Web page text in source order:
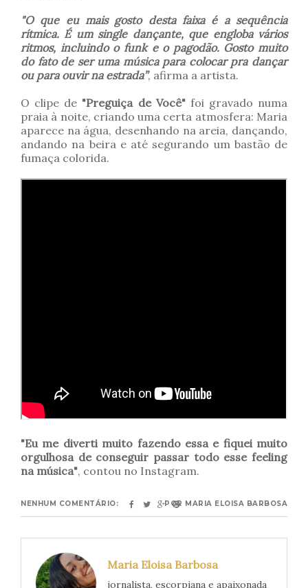
"O que eu mais gosto desta faixa é a sequência
rítmica. É um single dançante, que engloba vários
ritmos, incluindo o funk e o pagodão. Gosto muito
do fato de ser uma música para colocar pra dançar
ou para ouvir na estrada”, afirma a artista.
O clipe de "Preguiça de Você"foi gravado numa
praia à noite, criando uma certa atmosfera: Maria
aparece na água, desenhando na areia, dançando,
andando na beira e até segurando um bastão de
fumaça colorida.
"Eu me diverti muito fazendo essa e fiquei muito
orgulhosa de conseguir passar todo esse feeling
na música", contou no Instagram.
NENHUM COMENTÁRIO: POR MARIA ELOISA BARBOSA
Maria Eloisa Barbosa
jornalista, escorpiana e apaixonada